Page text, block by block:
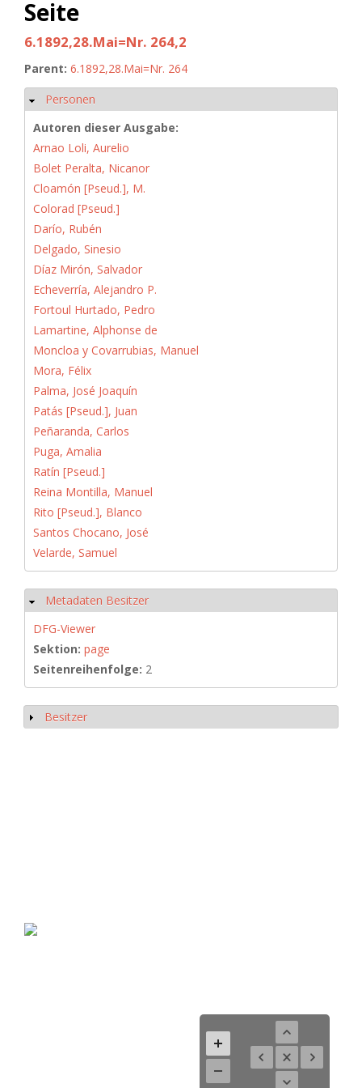
Seite
6.1892,28.Mai=Nr. 264,2
Parent: 6.1892,28.Mai=Nr. 264
Hide
Personen
Autoren dieser Ausgabe:
Arnao Loli, Aurelio
Bolet Peralta, Nicanor
Cloamón [Pseud.], M.
Colorad [Pseud.]
Darío, Rubén
Delgado, Sinesio
Díaz Mirón, Salvador
Echeverría, Alejandro P.
Fortoul Hurtado, Pedro
Lamartine, Alphonse de
Moncloa y Covarrubias, Manuel
Mora, Félix
Palma, José Joaquín
Patás [Pseud.], Juan
Peñaranda, Carlos
Puga, Amalia
Ratín [Pseud.]
Reina Montilla, Manuel
Rito [Pseud.], Blanco
Santos Chocano, José
Velarde, Samuel
Hide
Metadaten Besitzer
DFG-Viewer
Sektion: page
Seitenreihenfolge: 2
Show
Besitzer